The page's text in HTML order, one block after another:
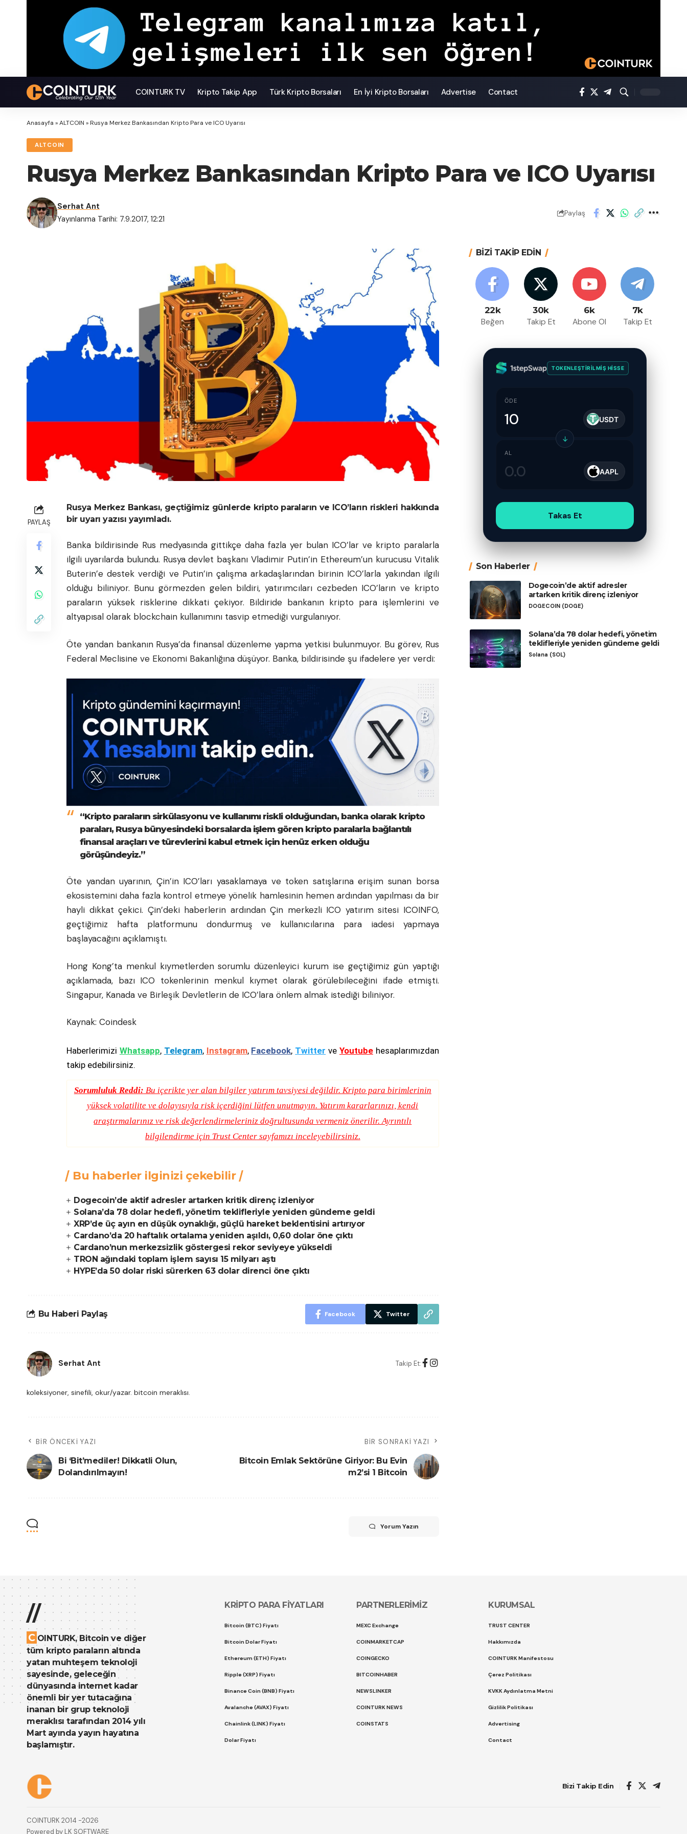
COINTURK TV Kripto Takip App Türk Kripto Borsaları En İyi Kripto Borsaları Advertise Contact
Anasayfa »ALTCOIN »Rusya Merkez Bankasından Kripto Para ve ICO Uyarısı
ALTCOIN
Rusya Merkez Bankasından Kripto Para ve ICO Uyarısı
Yayınlanma Tarihi: 7.9.2017, 12:21
Serhat Ant
Paylaş
PAYLAŞ
Rusya Merkez Bankası, geçtiğimiz günlerde kripto paraların ve ICO’ların riskleri hakkında
bir uyarı yazısı yayımladı.
Banka bildirisinde Rus medyasında gittikçe daha fazla yer bulan ICO’lar ve kripto paralarla
ilgili uyarılarda bulundu. Rusya devlet başkanı Vladimir Putin’in Ethereum’un kurucusu Vitalik
Buterin’e destek verdiği ve Putin’in çalışma arkadaşlarından birinin ICO’larla yakından ilgili
olduğu biliniyor. Bunu görmezden gelen bildiri, yatırımcıları cezbeden ICO’ların ve kripto
paraların yüksek risklerine dikkati çekiyor. Bildiride bankanın kripto para işlemlerini ve
altyapısal olarak blockchain kullanımını tasvip etmediği vurgulanıyor.
Öte yandan bankanın Rusya’da finansal düzenleme yapma yetkisi bulunmuyor. Bu görev, Rus
Federal Meclisine ve Ekonomi Bakanlığına düşüyor. Banka, bildirisinde şu ifadelere yer verdi:
“Kripto paraların sirkülasyonu ve kullanımı riskli olduğundan, banka olarak kripto
paraları, Rusya bünyesindeki borsalarda işlem gören kripto paralarla bağlantılı
finansal araçları ve türevlerini kabul etmek için henüz erken olduğu
görüşündeyiz.”
Öte yandan uyarının, Çin’in ICO’ları yasaklamaya ve token satışlarına erişim sunan borsa
ekosistemini daha fazla kontrol etmeye yönelik hamlesinin hemen ardından yapılması da bir
hayli dikkat çekici. Çin’deki haberlerin ardından Çin merkezli ICO yatırım sitesi ICOINFO,
geçtiğimiz hafta platformunu dondurmuş ve kullanıcılarına para iadesi yapmaya
başlayacağını açıklamıştı.
Hong Kong’ta menkul kıymetlerden sorumlu düzenleyici kurum ise geçtiğimiz gün yaptığı
açıklamada, bazı ICO tokenlerinin menkul kıymet olarak görülebileceğini ifade etmişti.
Singapur, Kanada ve Birleşik Devletlerin de ICO’lara önlem almak istediği biliniyor.
Kaynak: Coindesk
Haberlerimizi Whatsapp, Telegram, Instagram, Facebook, Twitter ve Youtubehesaplarımızdan
takip edebilirsiniz.
Sorumluluk Reddi: Bu içerikte yer alan bilgiler yatırım tavsiyesi değildir. Kripto para birimlerinin
yüksek volatilite ve dolayısıyla risk içerdiğini lütfen unutmayın. Yatırım kararlarınızı, kendi
araştırmalarınız ve risk değerlendirmeleriniz doğrultusunda vermeniz önerilir. Ayrıntılı
bilgilendirme için Trust Centersayfamızı inceleyebilirsiniz.
Bu haberler ilginizi çekebilir
Dogecoin’de aktif adresler artarken kritik direnç izleniyor
Solana’da 78 dolar hedefi, yönetim teklifleriyle yeniden gündeme geldi
XRP’de üç ayın en düşük oynaklığı, güçlü hareket beklentisini artırıyor
Cardano’da 20 haftalık ortalama yeniden aşıldı, 0,60 dolar öne çıktı
Cardano’nun merkezsizlik göstergesi rekor seviyeye yükseldi
TRON ağındaki toplam işlem sayısı 15 milyarı aştı
HYPE’da 50 dolar riski sürerken 63 dolar direnci öne çıktı
Bu Haberi Paylaş Facebook Twitter
Serhat Ant Takip Et:
koleksiyoner, sinefili, okur/yazar. bitcoin meraklısı.
BIR ÖNCEKI YAZI
Bi ‘Bit’mediler! Dikkatli Olun,
Dolandırılmayın!
BIR SONRAKI YAZI
Bitcoin Emlak Sektörüne Giriyor: Bu Evin
m2’si 1 Bitcoin
Yorum Yazın
BİZİ TAKİP EDİN
22k
Beğen
30k
Takip Et
6k
Abone Ol
7k
Takip Et
TOKENLEŞTIRILMIŞ HISSE
ÖDE
USDT
↓
AL
AAPL
Takas Et
Son Haberler
Dogecoin’de aktif adresler
artarken kritik direnç izleniyor
DOGECOIN (DOGE)
Solana’da 78 dolar hedefi, yönetim
teklifleriyle yeniden gündeme geldi
Solana (SOL)
//
C OINTURK, Bitcoin ve diğer
tüm kripto paraların altında
yatan muhteşem teknoloji
sayesinde, geleceğin
dünyasında internet kadar
önemli bir yer tutacağına
inanan bir grup teknoloji
meraklısı tarafından 2014 yılı
Mart ayında yayın hayatına
başlamıştır.
KRİPTO PARA FİYATLARI
Bitcoin (BTC) Fiyatı
Bitcoin Dolar Fiyatı
Ethereum (ETH) Fiyatı
Ripple (XRP) Fiyatı
Binance Coin (BNB) Fiyatı
Avalanche (AVAX) Fiyatı
Chainlink (LINK) Fiyatı
Dolar Fiyatı
PARTNERLERİMİZ
MEXC Exchange
COINMARKETCAP
COINGECKO
BITCOINHABER
NEWSLINKER
COINTURK NEWS
COINSTATS
KURUMSAL
TRUST CENTER
Hakkımızda
COINTURK Manifestosu
Çerez Politikası
KVKK Aydınlatma Metni
Gizlilik Politikası
Advertising
Contact
Bizi Takip Edin
COINTURK 2014 -2026
Powered by LK SOFTWARE
Çerez Politikası